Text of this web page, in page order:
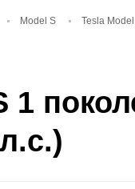
Model S Tesla
1